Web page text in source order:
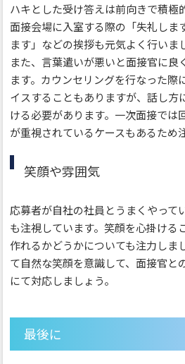
ハキとした受け答えは前向きで積極
面接会場に入室する際の「失礼しま
ます」などの挨拶も元気よく行いま
また、言葉遣いが悪いと面接官に良
ます。カウンセリングを行なった際
イスすることもありますが、話し方
ける必要があります。一次面接では
が重視されているケースもあるため
笑顔や雰囲気
応募者が自社の社員とうまくやって
も注視しています。笑顔を心掛ける
作れるかどうかについても注力しま
て自然な笑顔を意識して、面接官と
にて対応しましょう。
最後に